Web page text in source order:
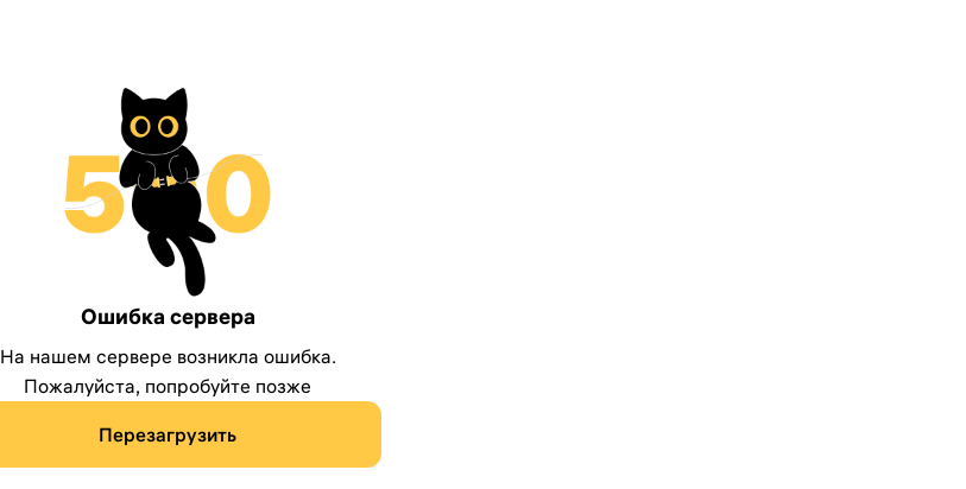
Ошибка сервера
На нашем сервере возникла ошибка.
Пожалуйста, попробуйте позже
Перезагрузить